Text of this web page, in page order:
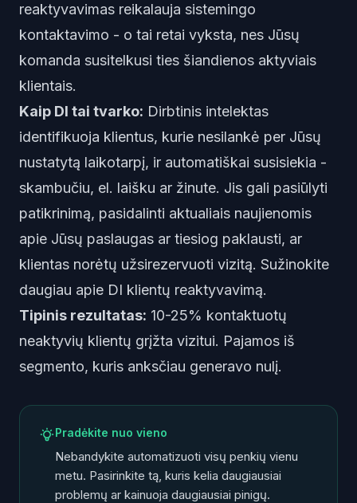
reaktyvavimas reikalauja sistemingo
kontaktavimo - o tai retai vyksta, nes Jūsų
komanda susitelkusi ties šiandienos aktyviais
klientais.
Kaip DI tai tvarko: Dirbtinis intelektas
identifikuoja klientus, kurie nesilankė per Jūsų
nustatytą laikotarpį, ir automatiškai susisiekia -
skambučiu, el. laišku ar žinute. Jis gali pasiūlyti
patikrinimą, pasidalinti aktualiais naujienomis
apie Jūsų paslaugas ar tiesiog paklausti, ar
klientas norėtų užsirezervuoti vizitą. Sužinokite
daugiau apie DI klientų reaktyvavimą.
Tipinis rezultatas: 10-25% kontaktuotų
neaktyvių klientų grįžta vizitui. Pajamos iš
segmento, kuris anksčiau generavo nulį.
Pradėkite nuo vieno
Nebandykite automatizuoti visų penkių vienu
metu. Pasirinkite tą, kuris kelia daugiausiai
problemų ar kainuoja daugiausiai pinigų.